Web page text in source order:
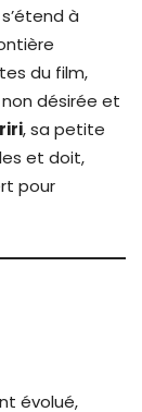
à
du film,
désirée et
, sa petite
et doit,
pour
évolué,